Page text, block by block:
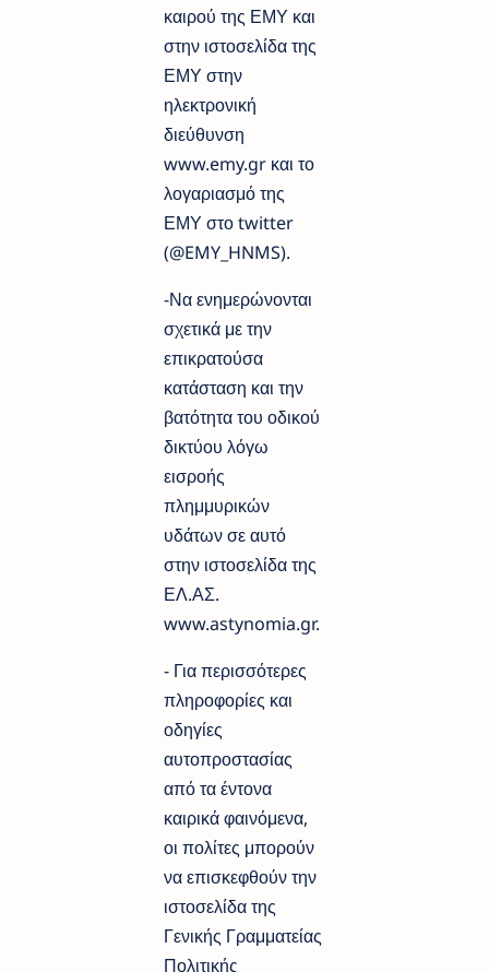
καιρού της ΕΜΥ και
στην ιστοσελίδα της
ΕΜΥ στην
ηλεκτρονική
διεύθυνση
www.emy.gr και το
λογαριασμό της
ΕΜΥ στο twitter
(@EMY_HNMS).
-Να ενημερώνονται
σχετικά με την
επικρατούσα
κατάσταση και την
βατότητα του οδικού
δικτύου λόγω
εισροής
πλημμυρικών
υδάτων σε αυτό
στην ιστοσελίδα της
ΕΛ.ΑΣ.
www.astynomia.gr.
- Για περισσότερες
πληροφορίες και
οδηγίες
αυτοπροστασίας
από τα έντονα
καιρικά φαινόμενα,
οι πολίτες μπορούν
να επισκεφθούν την
ιστοσελίδα της
Γενικής Γραμματείας
Πολιτικής